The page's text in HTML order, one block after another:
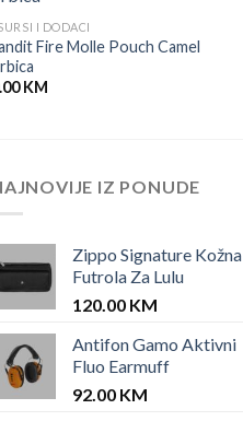
I DODACI
Fire Molle Pouch Camel
KM
IZ PONUDE
Zippo Signature Kožna
Futrola Za Lulu
120.00 KM
Antifon Gamo Aktivni
Fluo Earmuff
92.00 KM